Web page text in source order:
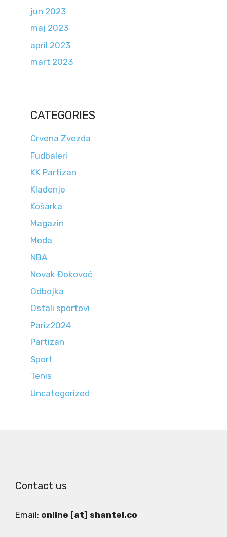
jun 2023
maj 2023
april 2023
mart 2023
CATEGORIES
Crvena Zvezda
Fudbaleri
KK Partizan
Klađenje
Košarka
Magazin
Moda
NBA
Novak Đokovoć
Odbojka
Ostali sportovi
Pariz2024
Partizan
Sport
Tenis
Uncategorized
Contact us
Email: online [at] shantel.co